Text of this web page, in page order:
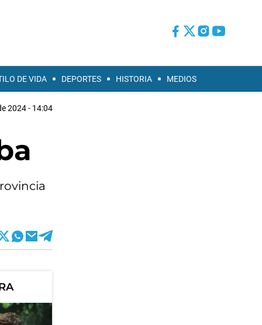
DE VIDA DEPORTES HISTORIA MEDIOS
2024 - 14:04